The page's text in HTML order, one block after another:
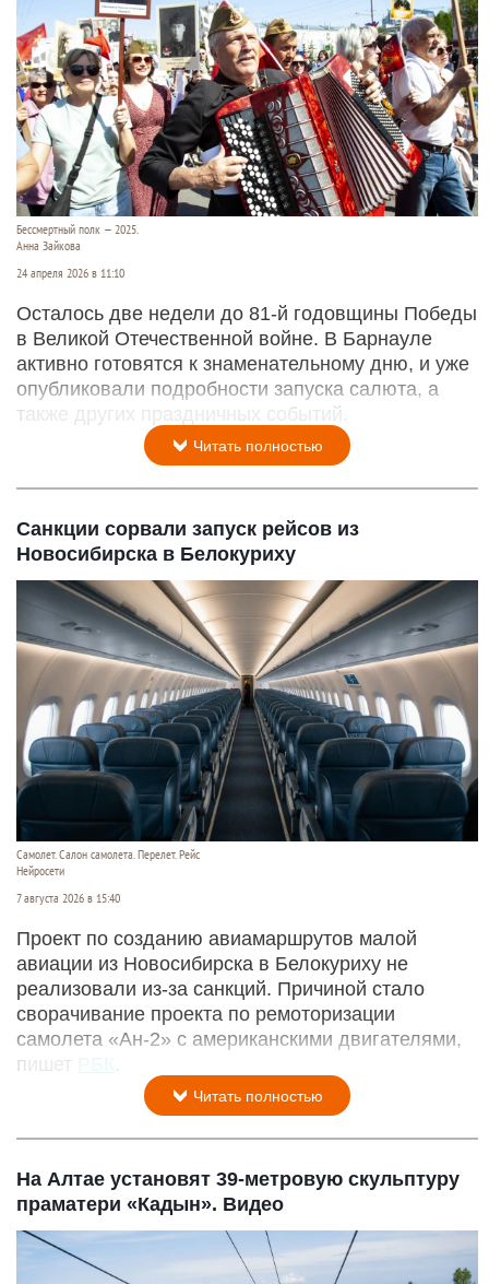
Бессмертный полк — 2025.
Анна Зайкова
24 апреля 2026 в 11:10
Осталось две недели до 81-й годовщины Победы
в Великой Отечественной войне. В Барнауле
активно готовятся к знаменательному дню, и уже
опубликовали подробности запуска салюта, а
также других праздничных событий.
Читать полностью
Санкции сорвали запуск рейсов из
Новосибирска в Белокуриху
Самолет. Салон самолета. Перелет. Рейс
Нейросети
7 августа 2026 в 15:40
Проект по созданию авиамаршрутов малой
авиации из Новосибирска в Белокуриху не
реализовали из-за санкций. Причиной стало
сворачивание проекта по ремоторизации
самолета «Ан-2» с американскими двигателями,
пишет РБК
Читать полностью
На Алтае установят 39-метровую скульптуру
праматери «Кадын». Видео